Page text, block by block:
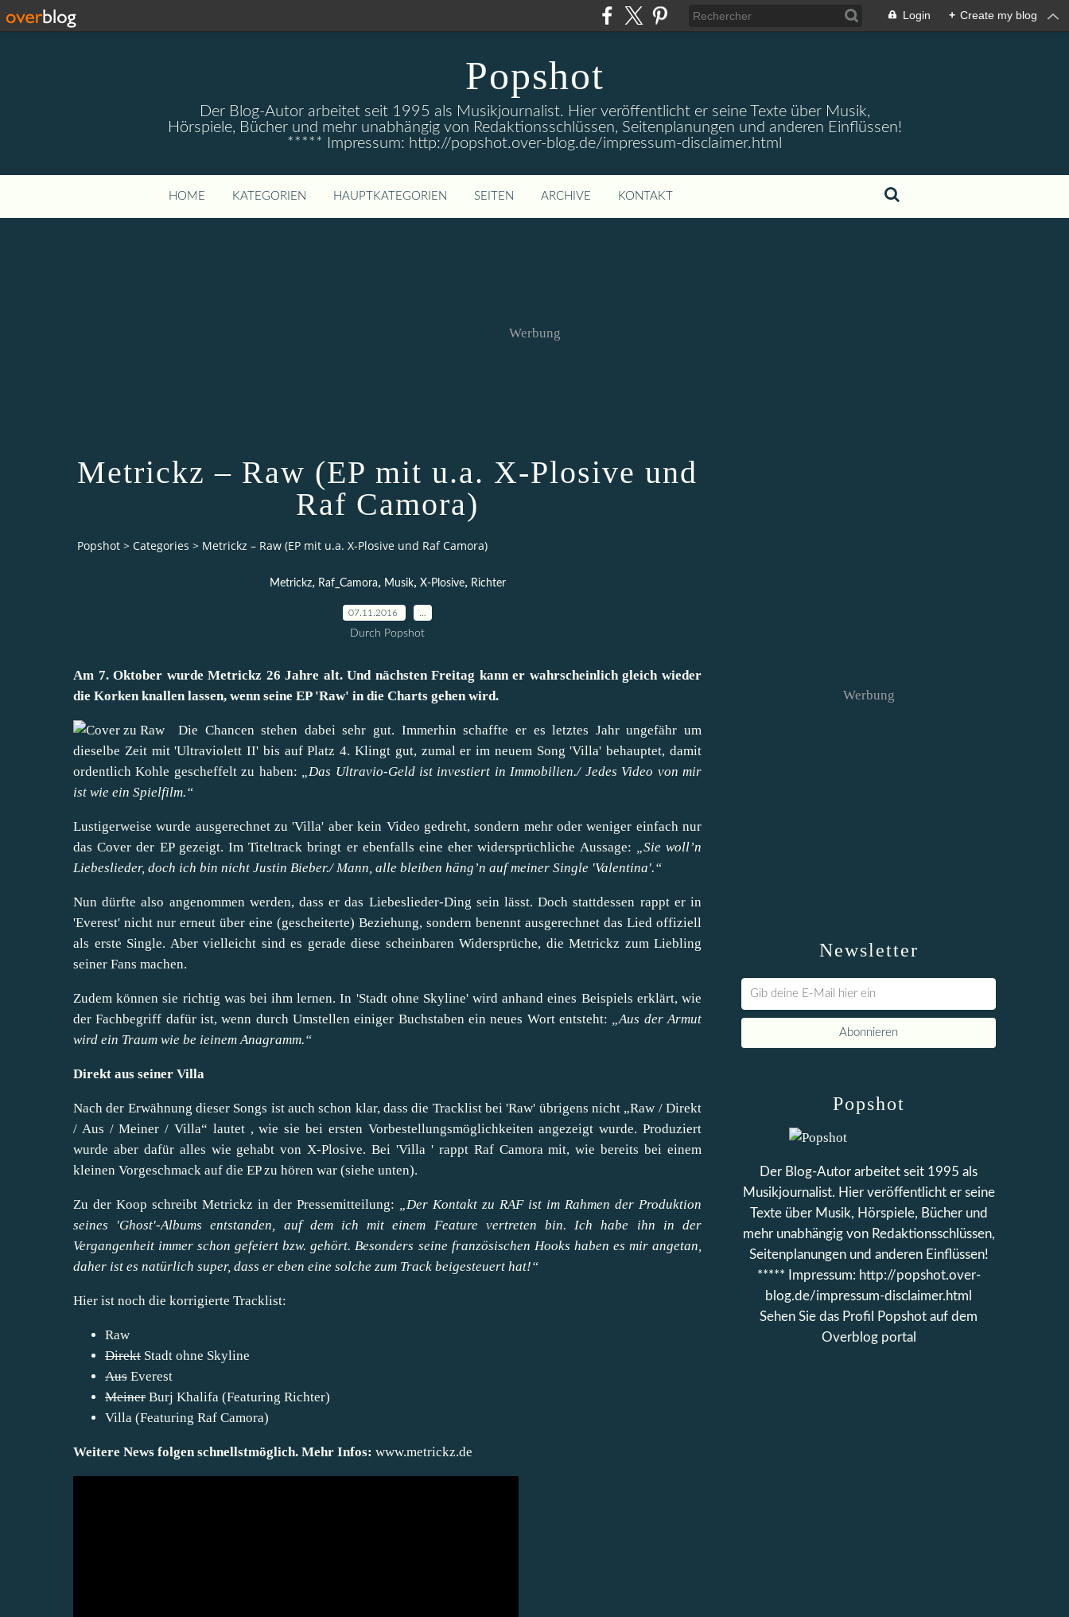
Login + Create my blog
Popshot
Der Blog-Autor arbeitet seit 1995 als Musikjournalist. Hier veröffentlicht er seine Texte über Musik,
Hörspiele, Bücher und mehr unabhängig von Redaktionsschlüssen, Seitenplanungen und anderen Einflüssen!
***** Impressum: http://popshot.over-blog.de/impressum-disclaimer.html
HOME KATEGORIEN HAUPTKATEGORIEN SEITEN ARCHIVE KONTAKT
Werbung
Metrickz – Raw (EP mit u.a. X-Plosive und
Raf Camora)
Popshot > Categories > Metrickz – Raw (EP mit u.a. X-Plosive und Raf Camora)
Metrickz, Raf_Camora, Musik, X-Plosive, Richter
07.11.2016
Durch Popshot
Am 7. Oktober wurde Metrickz 26 Jahre alt. Und nächsten Freitag kann er wahrscheinlich gleich wieder
die Korken knallen lassen, wenn seine EP 'Raw' in die Charts gehen wird.
Die Chancen stehen dabei sehr gut. Immerhin schaffte er es letztes Jahr ungefähr um
dieselbe Zeit mit 'Ultraviolett II' bis auf Platz 4. Klingt gut, zumal er im neuem Song 'Villa' behauptet, damit
ordentlich Kohle gescheffelt zu haben:
„Das Ultravio-Geld ist investiert in Immobilien./ Jedes Video von mir
ist wie ein Spielfilm.“
Lustigerweise wurde ausgerechnet zu 'Villa' aber kein Video gedreht, sondern mehr oder weniger einfach nur
das Cover der EP gezeigt. Im Titeltrack bringt er ebenfalls eine eher widersprüchliche Aussage:
„Sie woll’n
Liebeslieder, doch ich bin nicht Justin Bieber./ Mann, alle bleiben häng’n auf meiner Single 'Valentina'.“
Nun dürfte also angenommen werden, dass er das Liebeslieder-Ding sein lässt. Doch stattdessen rappt er in
'Everest' nicht nur erneut über eine (gescheiterte) Beziehung, sondern benennt ausgerechnet das Lied offiziell
als erste Single. Aber vielleicht sind es gerade diese scheinbaren Widersprüche, die Metrickz zum Liebling
seiner Fans machen.
Zudem können sie richtig was bei ihm lernen. In 'Stadt ohne Skyline' wird anhand eines Beispiels erklärt, wie
der Fachbegriff dafür ist, wenn durch Umstellen einiger Buchstaben ein neues Wort entsteht:
„Aus der Armut
wird ein Traum wie be ieinem Anagramm.“
Direkt aus seiner Villa
Nach der Erwähnung dieser Songs ist auch schon klar, dass die Tracklist bei 'Raw' übrigens nicht „Raw / Direkt
/ Aus / Meiner / Villa“ lautet , wie sie bei ersten Vorbestellungsmöglichkeiten angezeigt wurde. Produziert
wurde aber dafür alles wie gehabt von X-Plosive. Bei 'Villa ' rappt Raf Camora mit, wie bereits bei einem
kleinen Vorgeschmack auf die EP zu hören war (siehe unten).
Zu der Koop schreibt Metrickz in der Pressemitteilung:
„Der Kontakt zu RAF ist im Rahmen der Produktion
seines 'Ghost'-Albums entstanden, auf dem ich mit einem Feature vertreten bin. Ich habe ihn in der
Vergangenheit immer schon gefeiert bzw. gehört. Besonders seine französischen Hooks haben es mir angetan,
daher ist es natürlich super, dass er eben eine solche zum Track beigesteuert hat!“
Hier ist noch die korrigierte Tracklist:
Raw
Direkt Stadt ohne Skyline
Aus Everest
Meiner Burj Khalifa (Featuring Richter)
Villa (Featuring Raf Camora)
Weitere News folgen schnellstmöglich. Mehr Infos: www.metrickz.de
Newsletter
Werbung
Popshot
Der Blog-Autor arbeitet seit 1995 als
Musikjournalist. Hier veröffentlicht er seine
Texte über Musik, Hörspiele, Bücher und
mehr unabhängig von Redaktionsschlüssen,
Seitenplanungen und anderen Einflüssen!
***** Impressum: http://popshot.over-
blog.de/impressum-disclaimer.html
Sehen Sie das Profil
Popshot auf dem
Overblog portal